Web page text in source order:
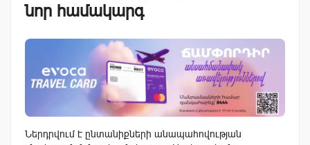
նոր համակարգ
Ներդրվում է ընտանիքների անապահովության